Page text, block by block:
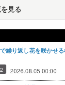
見る
繰り返し花を咲かせ
2026.08.05 00:00